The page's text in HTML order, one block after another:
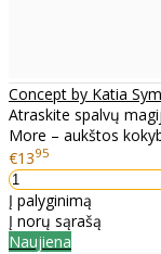
Concept by Katia
Atraskite spalvų
More – aukštos
€1395
Į palyginimą
Į norų sąrašą
Naujiena